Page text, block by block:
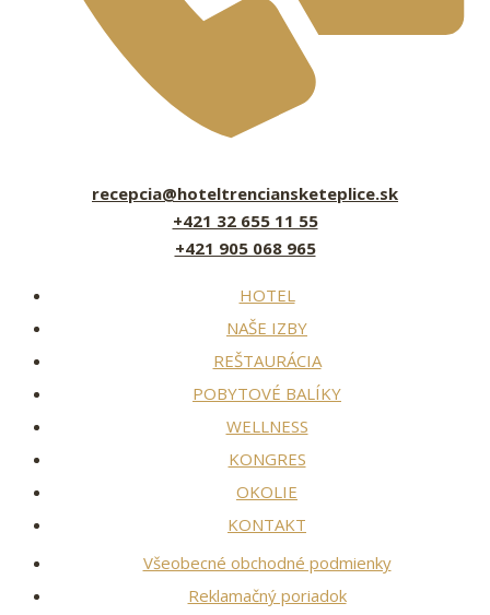
recepcia@hoteltrenciansketeplice.sk
+421 32 655 11 55
+421 905 068 965
HOTEL
NAŠE IZBY
REŠTAURÁCIA
POBYTOVÉ BALÍKY
WELLNESS
KONGRES
OKOLIE
KONTAKT
Všeobecné obchodné podmienky
Reklamačný poriadok